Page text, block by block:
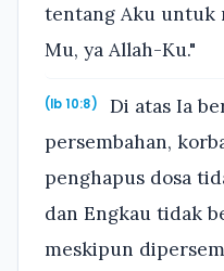
tentang Aku untuk
Mu, ya Allah-Ku."
(Ib 10:8)
Di atas Ia
persembahan,
penghapus dosa
dan Engkau tidak
meskipun